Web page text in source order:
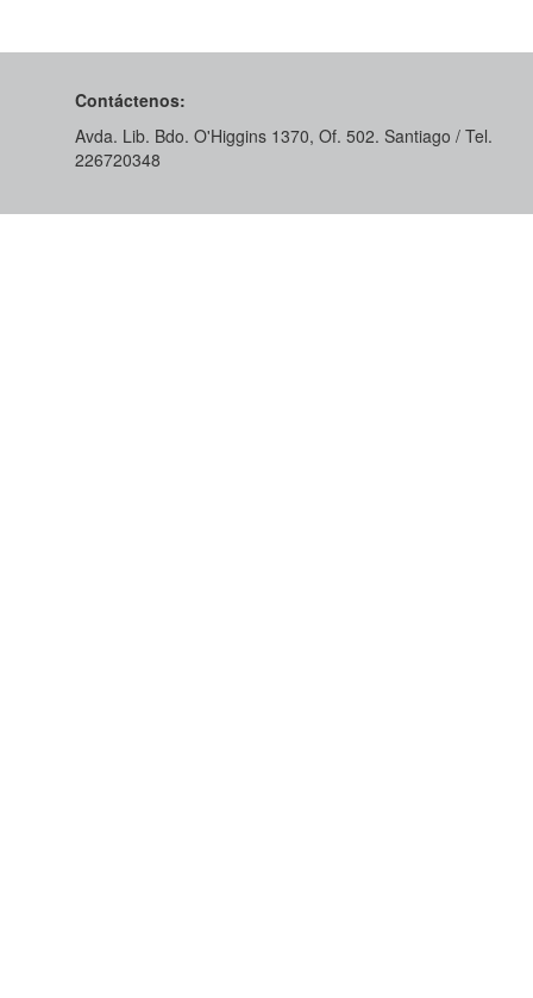
Contáctenos:
Avda. Lib. Bdo. O'Higgins 1370, Of. 502. Santiago / Tel.
226720348